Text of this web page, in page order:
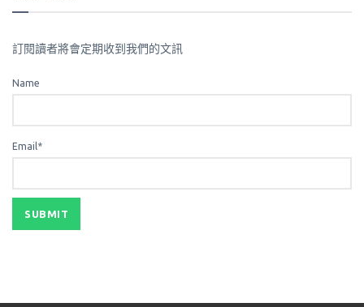
訂閱讀者將會定期收到我們的文訊
Name
Email*